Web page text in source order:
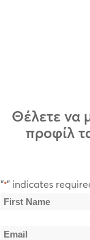
Θέλετε να
προφίλ
"*" indicates
Name
Email